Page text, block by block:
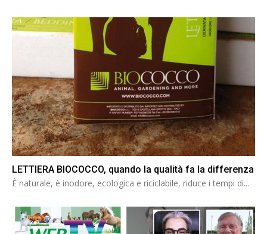
LETTIERA BIOCOCCO, quando la qualità fa la differenza
È naturale, è inodore, ecologica e riciclabile, riduce i tempi di...